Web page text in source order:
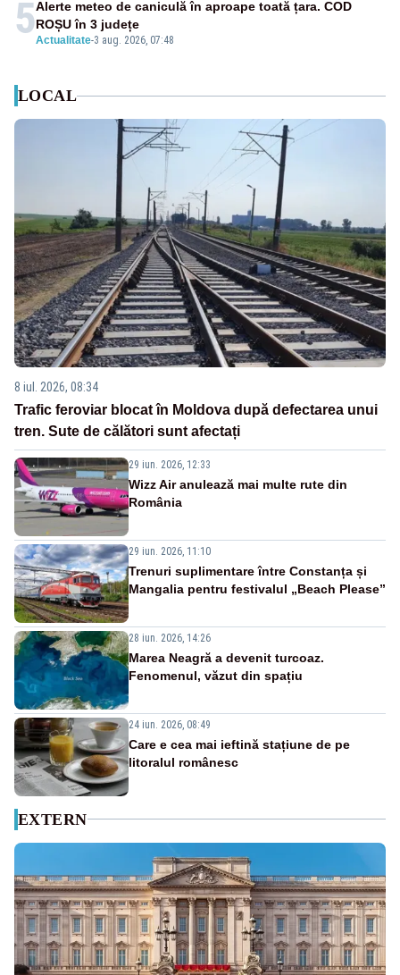
5Actualitate-3 aug. 2026, 07:48
Alerte meteo de caniculă în aproape toată țara. COD
ROȘU în 3 județe
LOCAL
8 iul. 2026, 08:34
Trafic feroviar blocat în Moldova după defectarea unui
tren. Sute de călători sunt afectați
29 iun. 2026, 12:33
Wizz Air anulează mai multe rute din
România
29 iun. 2026, 11:10
Trenuri suplimentare între Constanța și
Mangalia pentru festivalul „Beach Please”
28 iun. 2026, 14:26
Marea Neagră a devenit turcoaz.
Fenomenul, văzut din spațiu
24 iun. 2026, 08:49
Care e cea mai ieftină stațiune de pe
litoralul românesc
EXTERN